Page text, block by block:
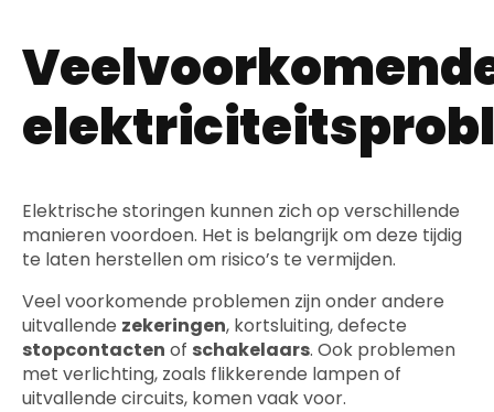
Elektrische storingen kunnen zich op verschillende
manieren voordoen. Het is belangrijk om deze tijdig
te laten herstellen om risico’s te vermijden.
Veel voorkomende problemen zijn onder andere
uitvallende zekeringen, kortsluiting, defecte
stopcontacten of schakelaars. Ook problemen
met verlichting, zoals flikkerende lampen of
uitvallende circuits, komen vaak voor.